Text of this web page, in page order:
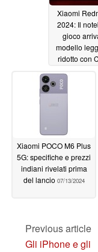
Xiaomi
2024: Il
gioco
modello
ridotto con
inferiore
Xiaomi POCO M6 Plus
5G: specifiche e prezzi
indiani rivelati prima
del lancio 07/13/2024
Previous article
Gli iPhone e gli